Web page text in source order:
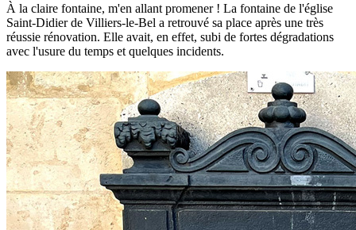
À la claire fontaine, m'en allant promener ! La fontaine de l'église
Saint-Didier de Villiers-le-Bel a retrouvé sa place après une très
réussie rénovation. Elle avait, en effet, subi de fortes dégradations
avec l'usure du temps et quelques incidents.